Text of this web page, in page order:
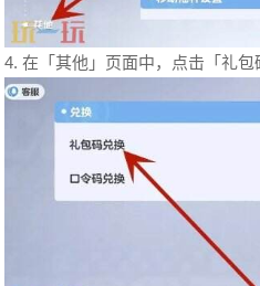
4. 在「其他」页面中，点击「礼包